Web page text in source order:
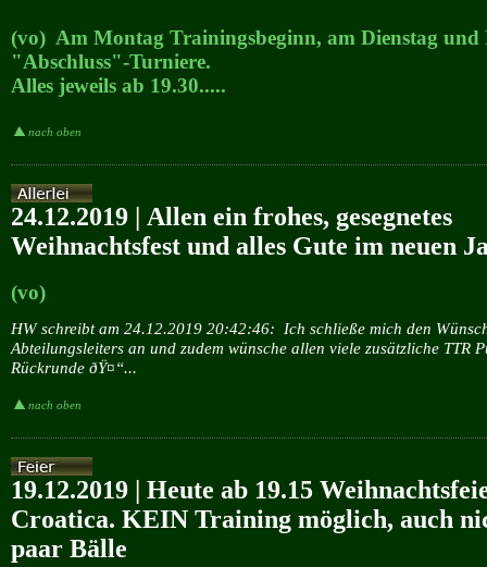
(vo) Am Montag Trainingsbeginn, am Dienstag und
"Abschluss"-Turniere.
Alles jeweils ab 19.30.....
nach oben
24.12.2019 | Allen ein frohes, gesegnetes
Weihnachtsfest und alles Gute im neuen
(vo)
HW schreibt am 24.12.2019 20:42:46: Ich schließe mich den
Abteilungsleiters an und zudem wünsche allen viele zusätzliche TTR
Rückrunde ðŸ¤“...
nach oben
19.12.2019 | Heute ab 19.15
Croatica. KEIN Training möglich, auch
paar Bälle